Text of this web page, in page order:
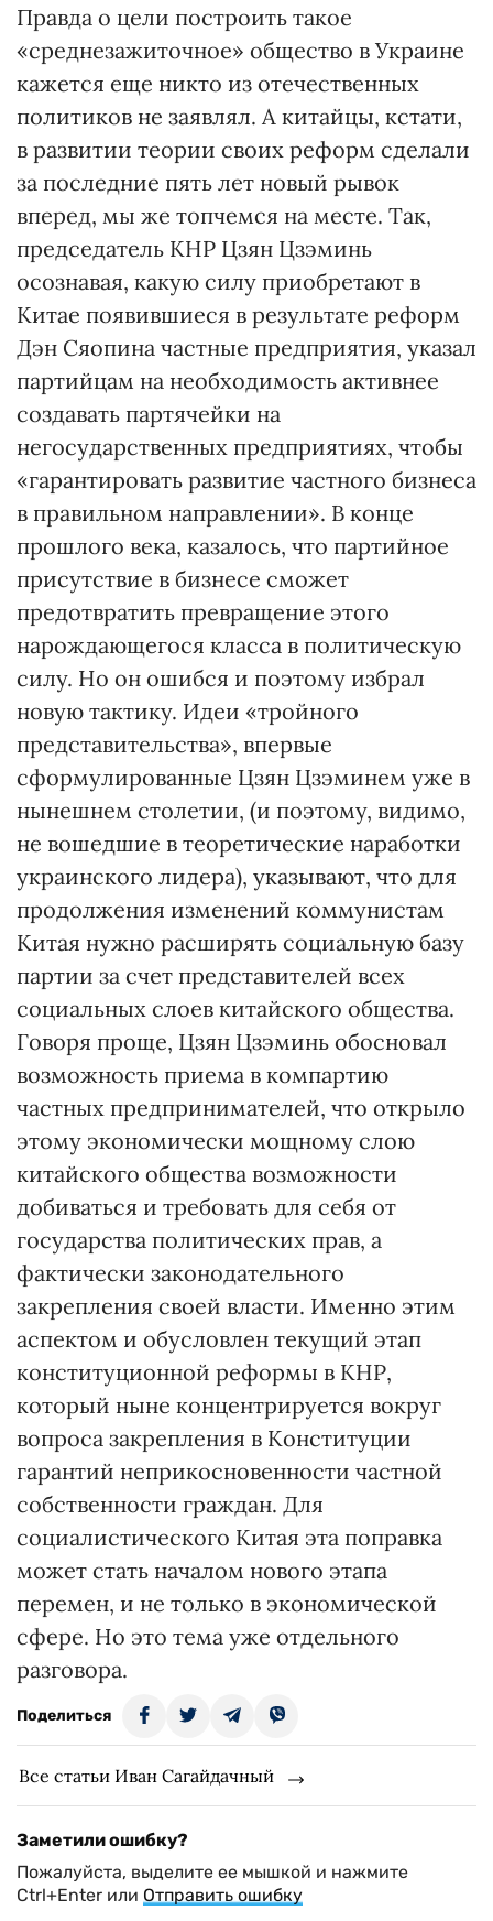
Правда о цели построить такое
«среднезажиточное» общество в Украине
кажется еще никто из отечественных
политиков не заявлял. А китайцы, кстати,
в развитии теории своих реформ сделали
за последние пять лет новый рывок
вперед, мы же топчемся на месте. Так,
председатель КНР Цзян Цзэминь
осознавая, какую силу приобретают в
Китае появившиеся в результате реформ
Дэн Сяопина частные предприятия, указал
партийцам на необходимость активнее
создавать партячейки на
негосударственных предприятиях, чтобы
«гарантировать развитие частного бизнеса
в правильном направлении». В конце
прошлого века, казалось, что партийное
присутствие в бизнесе сможет
предотвратить превращение этого
нарождающегося класса в политическую
силу. Но он ошибся и поэтому избрал
новую тактику. Идеи «тройного
представительства», впервые
сформулированные Цзян Цзэминем уже в
нынешнем столетии, (и поэтому, видимо,
не вошедшие в теоретические наработки
украинского лидера), указывают, что для
продолжения изменений коммунистам
Китая нужно расширять социальную базу
партии за счет представителей всех
социальных слоев китайского общества.
Говоря проще, Цзян Цзэминь обосновал
возможность приема в компартию
частных предпринимателей, что открыло
этому экономически мощному слою
китайского общества возможности
добиваться и требовать для себя от
государства политических прав, а
фактически законодательного
закрепления своей власти. Именно этим
аспектом и обусловлен текущий этап
конституционной реформы в КНР,
который ныне концентрируется вокруг
вопроса закрепления в Конституции
гарантий неприкосновенности частной
собственности граждан. Для
социалистического Китая эта поправка
может стать началом нового этапа
перемен, и не только в экономической
сфере. Но это тема уже отдельного
разговора.
Поделиться
Все статьи Иван Сагайдачный
Заметили ошибку?
Пожалуйста, выделите ее мышкой и нажмите
Ctrl+Enter или Отправить ошибку